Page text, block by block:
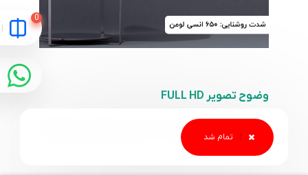
وضوح تصویر FULL HD
تصویر را به‌طور چشمگیری افزایش می‌دهد و هر